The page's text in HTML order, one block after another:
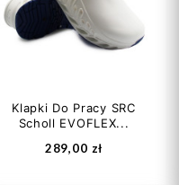
Dodaj do koszyka
Klapki Do Pracy SRC
Scholl EVOFLEX...
289,00 zł